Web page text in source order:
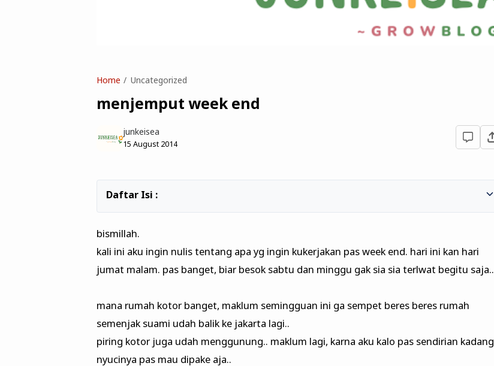
Home Uncategorized
menjemput week end
junkeisea
15 August 2014
bismillah.
kali ini aku ingin nulis tentang apa yg ingin kukerjakan pas week end. hari ini kan hari
jumat malam. pas banget, biar besok sabtu dan minggu gak sia sia terlwat begitu saja..
mana rumah kotor banget, maklum semingguan ini ga sempet beres beres rumah
semenjak suami udah balik ke jakarta lagi..
piring kotor juga udah menggunung.. maklum lagi, karna aku kalo pas sendirian kadang
nyucinya pas mau dipake aja..